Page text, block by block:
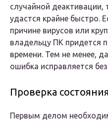
случайной
удастся крайне быстро.
причине вирусов или
владельцу ПК придется
времени. Тем не менее,
ошибка исправляется
Проверка
Первым делом